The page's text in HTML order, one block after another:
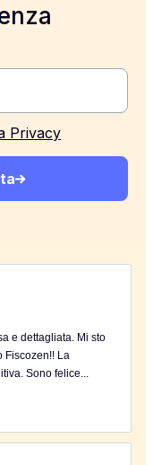
Privacy
e dettagliata. Mi sto
Fiscozen!! La
Sono felice...